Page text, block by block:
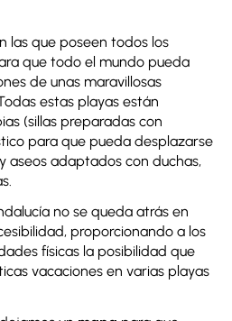
las que poseen todos los
que todo el mundo pueda
de unas maravillosas
estas playas están
(sillas preparadas con
para que pueda desplazarse
aseos adaptados con duchas,
no se queda atrás en
proporcionando a los
físicas la posibilidad que
vacaciones en varias playas